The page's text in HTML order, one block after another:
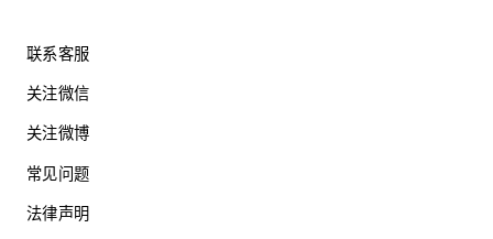
联系客服
关注微信
关注微博
常见问题
法律声明